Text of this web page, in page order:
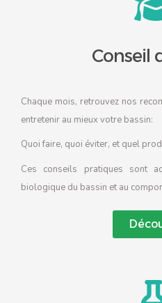
Conseil
Chaque mois, retrouvez nos
entretenir au mieux votre bassin:
Quoi faire, quoi éviter, et quel
Ces conseils pratiques sont
biologique du bassin et au